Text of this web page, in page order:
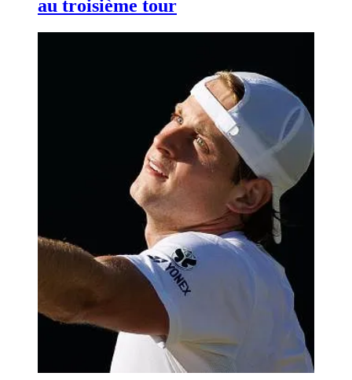
au troisième tour